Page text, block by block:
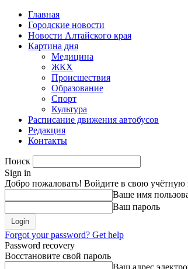
Главная
Городские новости
Новости Алтайского края
Картина дня
Медицина
ЖКХ
Происшествия
Образование
Спорт
Культура
Расписание движения автобусов
Редакция
Контакты
Поиск
Sign in
Добро пожаловать! Войдите в свою учётную
Ваше имя
Ваш пароль
Forgot your password? Get help
Password recovery
Восстановите свой пароль
Ваш адрес